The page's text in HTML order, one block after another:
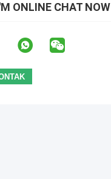
ONLINE CHAT NOW